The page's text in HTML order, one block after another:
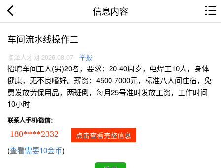
信息内容
车间流水线操作工
临泽人才网 2026.08.07 举报
招聘车间工人(男)20名，要求：20-40周岁，电焊工10人，身体
健康，无不良嗜好。薪资：4500-7000元，标准八人间住宿，免
费发放劳保用品，两班倒，每月25号准时发放工资，工作时间
10小时
联系人手机/微信：
180****2332 点击查看完整信息
(查看需要10金币)